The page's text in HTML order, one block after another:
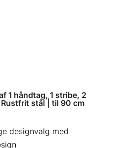
1 håndtag, 1 stribe, 2
stål | til 90 cm
designvalg med